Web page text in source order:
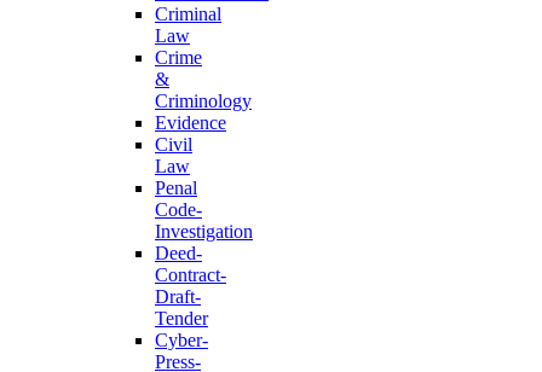
Criminal
Law
Crime
&
Criminology
Evidence
Civil
Law
Penal
Code-
Investigation
Deed-
Contract-
Draft-
Tender
Cyber-
Press-